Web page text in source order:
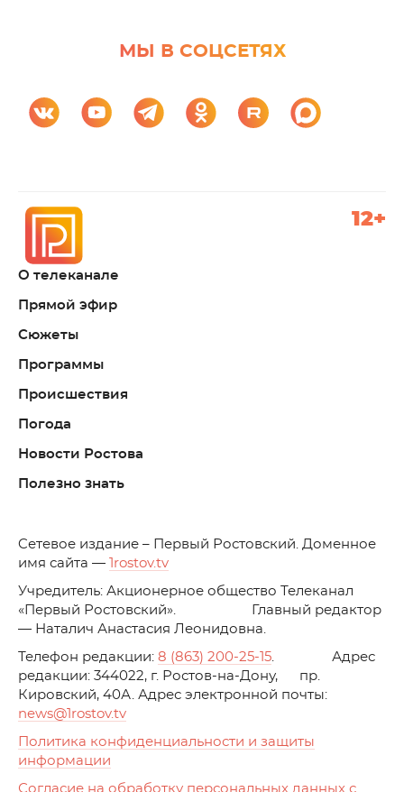
МЫ В СОЦСЕТЯХ
О телеканале
Прямой эфир
Сюжеты
Программы
Происшествия
Погода
Новости Ростова
Полезно знать
12+
Cетевое издание – Первый Ростовский. Доменное
имя сайта —
1rostov.tv
Учредитель: Акционерное общество Телеканал
«Первый Ростовский». Главный редактор
— Наталич Анастасия Леонидовна.
Телефон редакции: 8 (863) 200-25-15. Адрес
редакции: 344022, г. Ростов-на-Дону, пр.
Кировский, 40А. Адрес электронной почты:
news@1rostov.tv
Политика конфиденциальности и защиты
информации
Согласие на обработку персональных данных с